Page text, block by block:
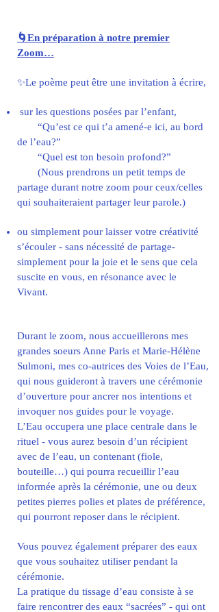
🌀En préparation à notre premier
Zoom…
✨Le poème peut être une invitation à écrire,
sur les questions posées par l’enfant,
“Qu’est ce qui t’a amené-e ici, au bord
de l’eau?”
“Quel est ton besoin profond?”
(Nous prendrons un petit temps de
partage durant notre zoom pour ceux/celles
qui souhaiteraient partager leur parole.)
ou simplement pour laisser votre créativité
s’écouler - sans nécessité de partage-
simplement pour la joie et le sens que cela
suscite en vous, en résonance avec le
Vivant.
Durant le zoom, nous accueillerons mes
grandes soeurs Anne Paris et Marie-Hélène
Sulmoni, mes co-autrices des Voies de l’Eau,
qui nous guideront à travers une cérémonie
d’ouverture pour ancrer nos intentions et
invoquer nos guides pour le voyage.
L’Eau occupera une place centrale dans le
rituel - vous aurez besoin d’un récipient
avec de l’eau, un contenant (fiole,
bouteille…) qui pourra recueillir l’eau
informée après la cérémonie, une ou deux
petites pierres polies et plates de préférence,
qui pourront reposer dans le récipient.
Vous pouvez également préparer des eaux
que vous souhaitez utiliser pendant la
cérémonie.
La pratique du tissage d’eau consiste à se
faire rencontrer des eaux “sacrées” - qui ont